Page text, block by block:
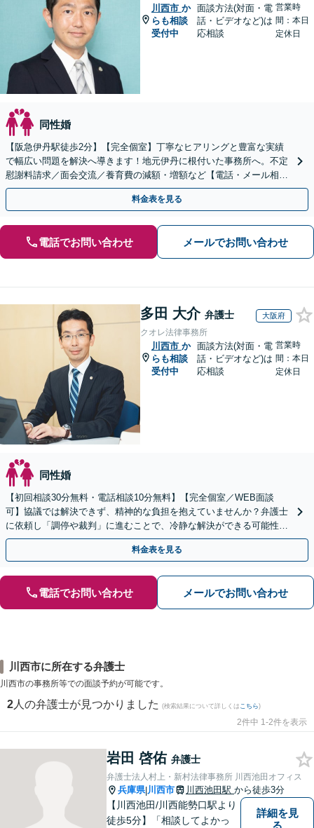
川西市 か
らも相談
受付中
面談方法(対面・電
話・ビデオなど)は
応相談
営業時
間：本日
定休日
同性婚
【阪急伊丹駅徒歩2分】【完全個室】丁寧なヒアリングと豊富な実績
で幅広い問題を解決へ導きます！地元伊丹に根付いた事務所へ。不定
慰謝料請求／面会交流／養育費の減額・増額など【電話・メール相談
初回無料】【休日夜間対応可】【オンライン可能】
料金表を見る
電話でお問い合わせ メールでお問い合わせ
多田 大介 弁護士 大阪府
クオレ法律事務所
川西市 か
らも相談
受付中
面談方法(対面・電
話・ビデオなど)は
応相談
営業時
間：本日
定休日
同性婚
【初回相談30分無料・電話相談10分無料】【完全個室／WEB面談
可】協議では解決できず、精神的な負担を抱えていませんか？弁護士
に依頼し「調停や裁判」に進むことで、冷静な解決ができる可能性も
【歴20年以上】の経験豊富な弁護士にご相談ください。
料金表を見る
電話でお問い合わせ メールでお問い合わせ
川西市に所在する弁護士
川西市の事務所等での面談予約が可能です。
2 人の弁護士が見つかりました (検索結果について詳しくは こちら)
2件中 1-2件を表示
岩田 啓佑 弁護士
弁護士法人村上・新村法律事務所 川西池田オフィス
兵庫県|川西市 川西池田駅 から徒歩3分
【川西池田/川西能勢口駅より
徒歩5分】「相談してよかっ
詳細を見
る